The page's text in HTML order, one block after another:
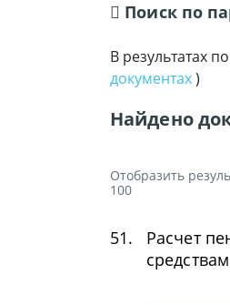
Поиск по
В результатах
документах)
Найдено
Отобразить
100
51.
Расчет